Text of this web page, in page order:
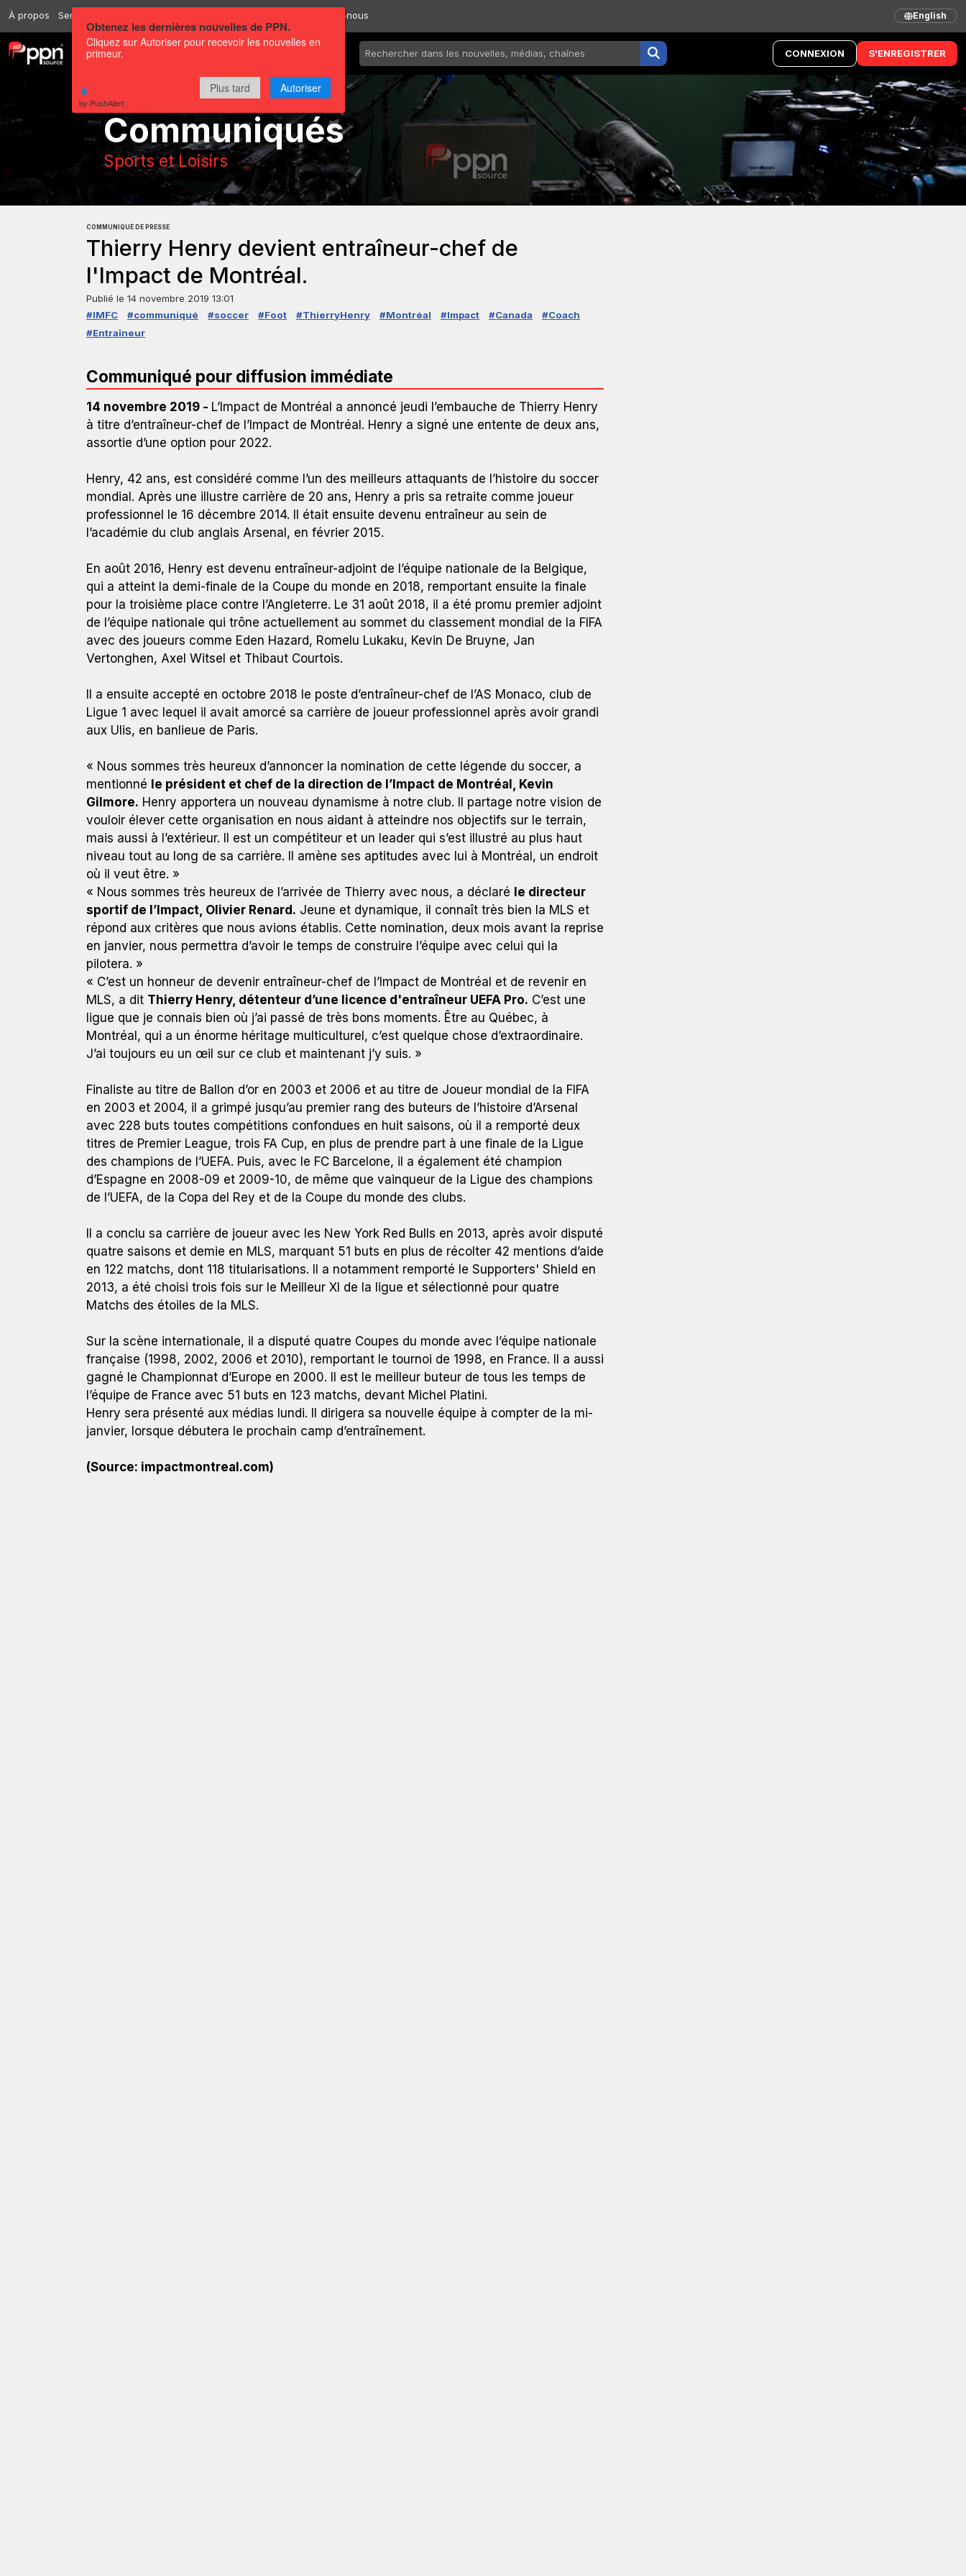
Chaînes CONNEXION S'ENREGISTRER
À propos Services Contactez-nous English
Communiqués
Sports et Loisirs
COMMUNIQUÉ DE PRESSE
Thierry Henry devient entraîneur-chef de
l'Impact de Montréal.
Publié le 14 novembre 2019 13:01
#IMFC
#communiqué #soccer #Foot #ThierryHenry #Montréal #Impact #Canada
#Coach
#Entraîneur
Communiqué pour diffusion immédiate
14 novembre 2019 - L’Impact de Montréal a annoncé jeudi l’embauche de Thierry Henry
à titre d’entraîneur-chef de l’Impact de Montréal. Henry a signé une entente de deux ans,
assortie d’une option pour 2022.
Henry, 42 ans, est considéré comme l’un des meilleurs attaquants de l’histoire du soccer
mondial. Après une illustre carrière de 20 ans, Henry a pris sa retraite comme joueur
professionnel le 16 décembre 2014. Il était ensuite devenu entraîneur au sein de
l’académie du club anglais Arsenal, en février 2015.
En août 2016, Henry est devenu entraîneur-adjoint de l’équipe nationale de la Belgique,
qui a atteint la demi-finale de la Coupe du monde en 2018, remportant ensuite la finale
pour la troisième place contre l’Angleterre. Le 31 août 2018, il a été promu premier adjoint
de l’équipe nationale qui trône actuellement au sommet du classement mondial de la FIFA
avec des joueurs comme Eden Hazard, Romelu Lukaku, Kevin De Bruyne, Jan
Vertonghen, Axel Witsel et Thibaut Courtois.
Il a ensuite accepté en octobre 2018 le poste d’entraîneur-chef de l’AS Monaco, club de
Ligue 1 avec lequel il avait amorcé sa carrière de joueur professionnel après avoir grandi
aux Ulis, en banlieue de Paris.
« Nous sommes très heureux d’annoncer la nomination de cette légende du soccer, a
mentionné le président et chef de la direction de l’Impact de Montréal, Kevin
Gilmore. Henry apportera un nouveau dynamisme à notre club. Il partage notre vision de
vouloir élever cette organisation en nous aidant à atteindre nos objectifs sur le terrain,
mais aussi à l’extérieur. Il est un compétiteur et un leader qui s’est illustré au plus haut
niveau tout au long de sa carrière. Il amène ses aptitudes avec lui à Montréal, un endroit
où il veut être. »
« Nous sommes très heureux de l’arrivée de Thierry avec nous, a déclaré le directeur
sportif de l’Impact, Olivier Renard. Jeune et dynamique, il connaît très bien la MLS et
répond aux critères que nous avions établis. Cette nomination, deux mois avant la reprise
en janvier, nous permettra d’avoir le temps de construire l’équipe avec celui qui la
pilotera. »
« C’est un honneur de devenir entraîneur-chef de l’Impact de Montréal et de revenir en
MLS, a dit Thierry Henry, détenteur d’une licence d'entraîneur UEFA Pro. C’est une
ligue que je connais bien où j’ai passé de très bons moments. Être au Québec, à
Montréal, qui a un énorme héritage multiculturel, c’est quelque chose d’extraordinaire.
J’ai toujours eu un œil sur ce club et maintenant j’y suis. »
Finaliste au titre de Ballon d’or en 2003 et 2006 et au titre de Joueur mondial de la FIFA
en 2003 et 2004, il a grimpé jusqu’au premier rang des buteurs de l’histoire d’Arsenal
avec 228 buts toutes compétitions confondues en huit saisons, où il a remporté deux
titres de Premier League, trois FA Cup, en plus de prendre part à une finale de la Ligue
des champions de l’UEFA. Puis, avec le FC Barcelone, il a également été champion
d’Espagne en 2008-09 et 2009-10, de même que vainqueur de la Ligue des champions
de l’UEFA, de la Copa del Rey et de la Coupe du monde des clubs.
Il a conclu sa carrière de joueur avec les New York Red Bulls en 2013, après avoir disputé
quatre saisons et demie en MLS, marquant 51 buts en plus de récolter 42 mentions d’aide
en 122 matchs, dont 118 titularisations. Il a notamment remporté le Supporters' Shield en
2013, a été choisi trois fois sur le Meilleur XI de la ligue et sélectionné pour quatre
Matchs des étoiles de la MLS.
Sur la scène internationale, il a disputé quatre Coupes du monde avec l’équipe nationale
française (1998, 2002, 2006 et 2010), remportant le tournoi de 1998, en France. Il a aussi
gagné le Championnat d’Europe en 2000. Il est le meilleur buteur de tous les temps de
l’équipe de France avec 51 buts en 123 matchs, devant Michel Platini.
Henry sera présenté aux médias lundi. Il dirigera sa nouvelle équipe à compter de la mi-
janvier, lorsque débutera le prochain camp d’entraînement.
(Source: impactmontreal.com)
Obtenez les dernières nouvelles de PPN.
Cliquez sur Autoriser pour recevoir les nouvelles en
primeur.
Plus tard Autoriser
by PushAlert